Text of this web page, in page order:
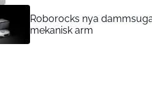
Roborocks nya
mekanisk arm